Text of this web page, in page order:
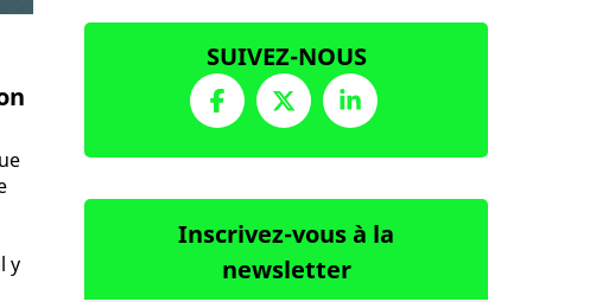
y
SUIVEZ-NOUS
Inscrivez-vous à la
newsletter